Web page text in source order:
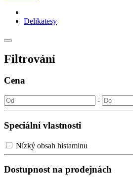
Delikatesy
Filtrování
Cena
-
Speciální vlastnosti
Nízký obsah histaminu
Dostupnost na prodejnách